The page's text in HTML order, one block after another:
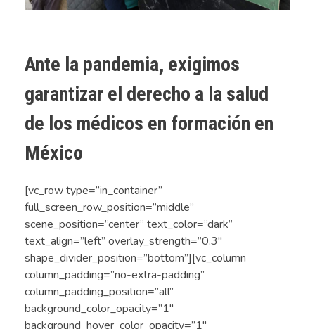
Ante la pandemia, exigimos
garantizar el derecho a la salud
de los médicos en formación en
México
[vc_row type=”in_container”
full_screen_row_position=”middle”
scene_position=”center” text_color=”dark”
text_align=”left” overlay_strength=”0.3″
shape_divider_position=”bottom”][vc_column
column_padding=”no-extra-padding”
column_padding_position=”all”
background_color_opacity=”1″
background_hover_color_opacity=”1″